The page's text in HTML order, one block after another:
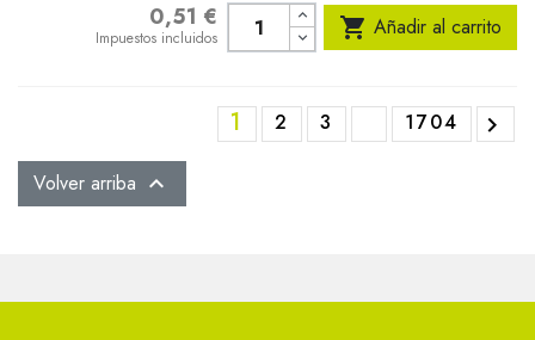
0,51 €
Impuestos incluidos  Añadir al carrito
1 2 3 1704 
Volver arriba 